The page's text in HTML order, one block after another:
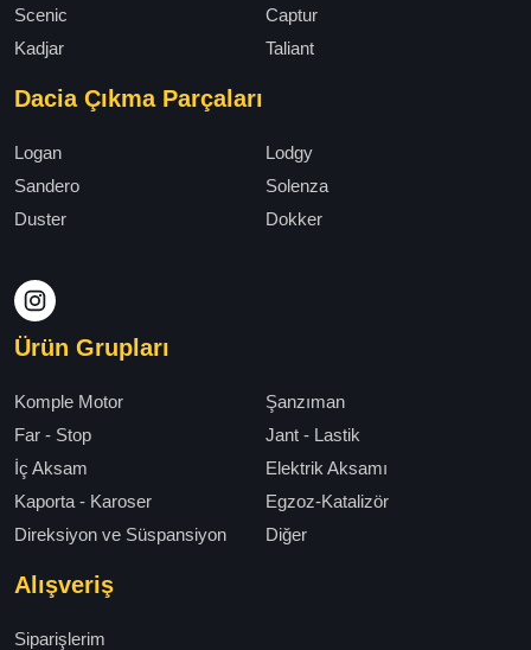
Scenic
Captur
Kadjar
Taliant
Dacia Çıkma Parçaları
Logan
Lodgy
Sandero
Solenza
Duster
Dokker
Ürün Grupları
Komple Motor
Şanzıman
Far - Stop
Jant - Lastik
İç Aksam
Elektrik Aksamı
Kaporta - Karoser
Egzoz-Katalizör
Direksiyon ve Süspansiyon
Diğer
Alışveriş
Siparişlerim